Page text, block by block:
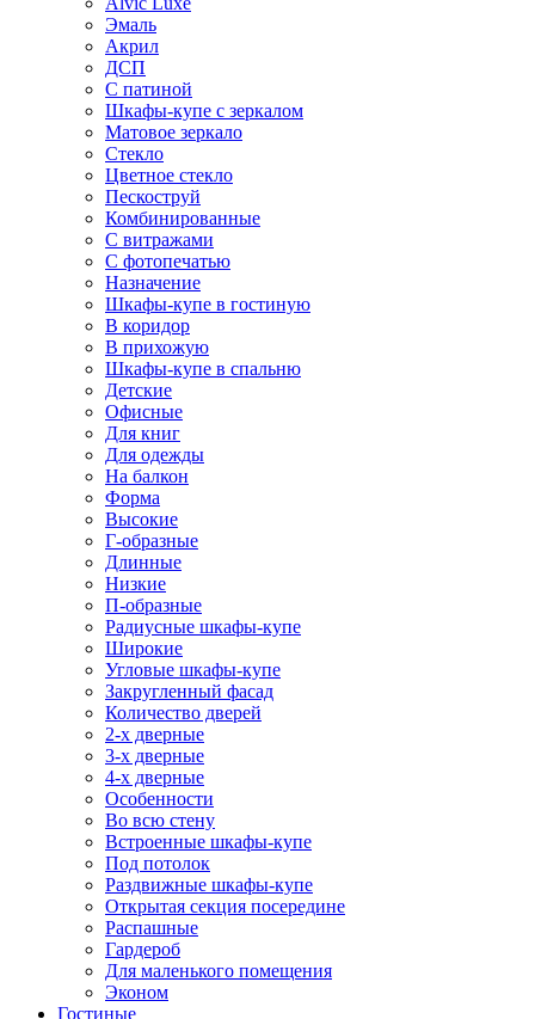
Эмаль
Акрил
ДСП
С патиной
Шкафы-купе с зеркалом
Матовое зеркало
Стекло
Цветное стекло
Пескоструй
Комбинированные
С витражами
С фотопечатью
Назначение
Шкафы-купе в гостиную
В коридор
В прихожую
Шкафы-купе в спальню
Детские
Офисные
Для книг
Для одежды
На балкон
Форма
Высокие
Г-образные
Длинные
Низкие
П-образные
Радиусные шкафы-купе
Широкие
Угловые шкафы-купе
Закругленный фасад
Количество дверей
2-х дверные
3-х дверные
4-х дверные
Особенности
Во всю стену
Встроенные шкафы-купе
Под потолок
Раздвижные шкафы-купе
Открытая секция посередине
Распашные
Гардероб
Для маленького помещения
Эконом
Гостиные